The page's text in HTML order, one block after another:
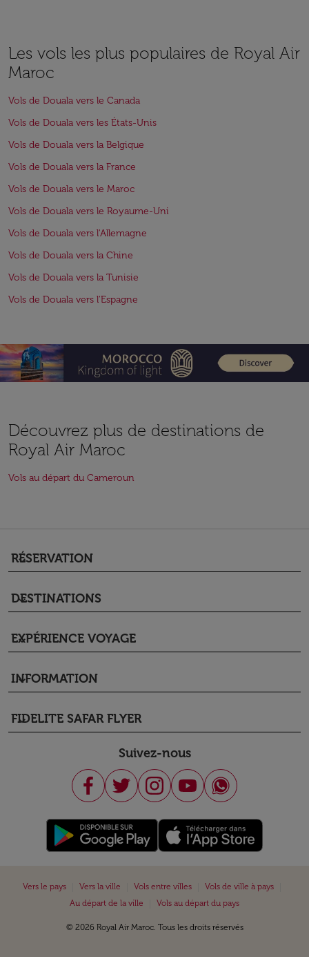
Les vols les plus populaires de Royal Air
Maroc
Vols de Douala vers le Canada
Vols de Douala vers les États-Unis
Vols de Douala vers la Belgique
Vols de Douala vers la France
Vols de Douala vers le Maroc
Vols de Douala vers le Royaume-Uni
Vols de Douala vers l'Allemagne
Vols de Douala vers la Chine
Vols de Douala vers la Tunisie
Vols de Douala vers l'Espagne
Découvrez plus de destinations de
Royal Air Maroc
Vols au départ du Cameroun
RÉSERVATION
keyboard_arrow_down
DESTINATIONS
keyboard_arrow_down
EXPÉRIENCE VOYAGE
keyboard_arrow_down
INFORMATION
keyboard_arrow_down
FIDELITE SAFAR FLYER
keyboard_arrow_down
Suivez-nous
Vers le pays Vers la ville Vols entre villes Vols de ville à pays
Au départ de la ville
Vols au départ du pays
© 2026 Royal Air Maroc. Tous les droits réservés